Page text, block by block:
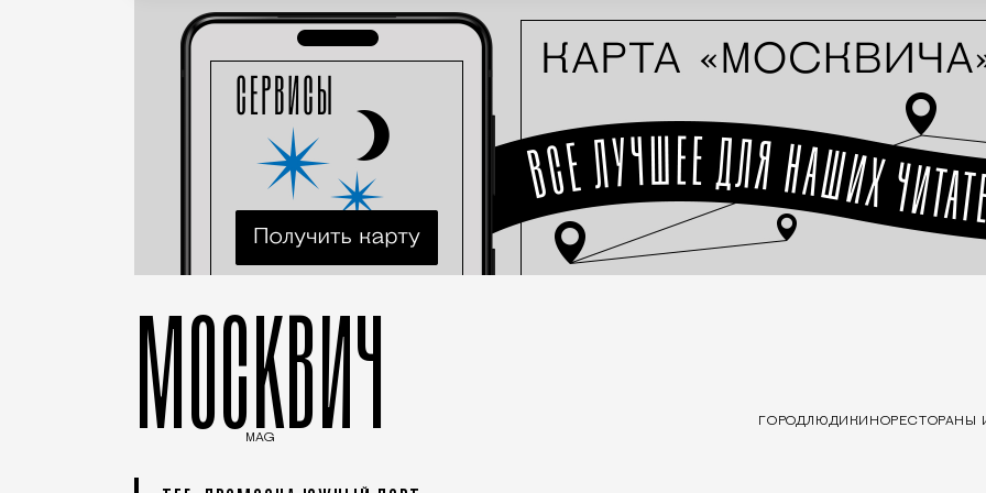
МОСКВИЧ
MAG
ГОРОДЛЮДИ КИНОРЕСТОРАНЫ